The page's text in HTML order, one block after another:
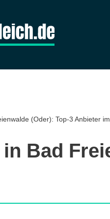
(Oder): Top-3 Anbieter
Bad